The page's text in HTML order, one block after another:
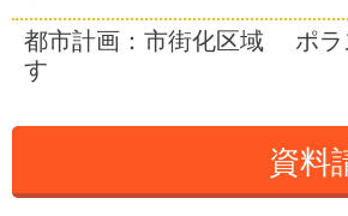
都市計画：市街化区域 ポラ
す
資料